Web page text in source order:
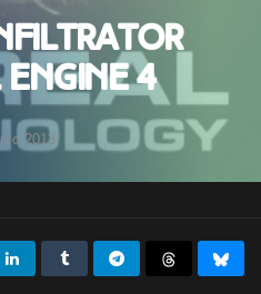
Infiltrator
4
2013